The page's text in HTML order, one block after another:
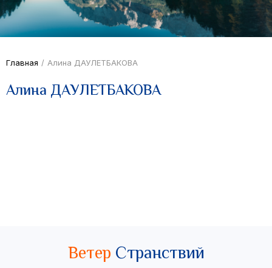
Главная / Алина ДАУЛЕТБАКОВА
Алина ДАУЛЕТБАКОВА
Ветер Странствий